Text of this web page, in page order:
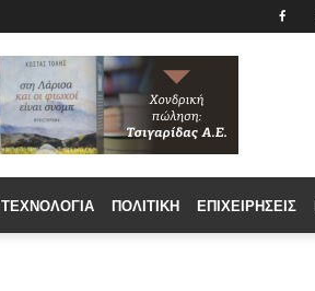
ΤΕΧΝΟΛΟΓΊΑ ΠΟΛΙΤΙΚΉ ΕΠΙΧΕΙΡΉΣΕΙΣ